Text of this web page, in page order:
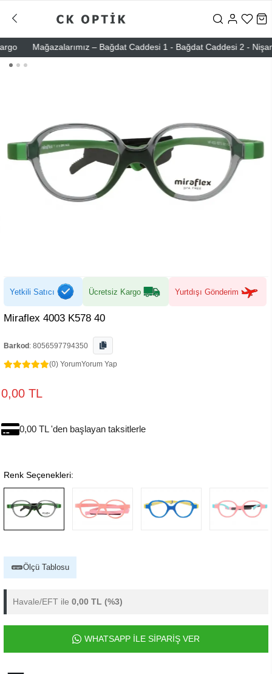
Mağazalarımız – Bağdat Caddesi 1 - Bağdat Caddesi 2 -
Yetkili Satıcı Ücretsiz Kargo Yurtdışı Gönderim
Miraflex 4003 K578 40
Barkod : 8056597794350
(0) YorumYorum Yap
0,00 TL
0,00 TL 'den başlayan taksitlerle
Renk Seçenekleri:
Ölçü Tablosu
Havale/EFT ile 0,00 TL (%3)
WHATSAPP İLE SİPARİŞ VER